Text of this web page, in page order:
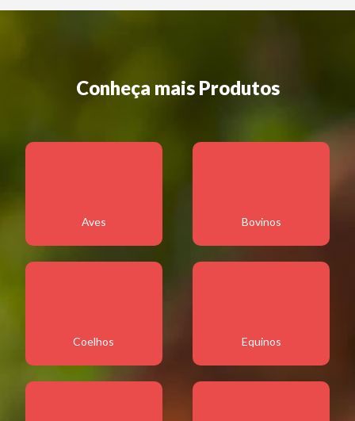
Conheça mais Produtos
Aves Bovinos
Coelhos Equinos